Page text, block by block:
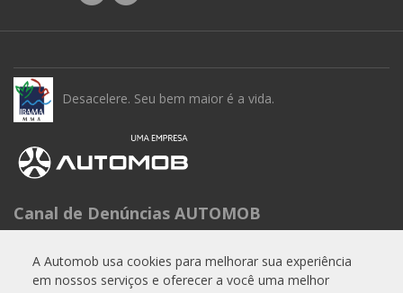
A Automob usa cookies para melhorar sua experiência
em nossos serviços e oferecer a você uma melhor
Desacelere. Seu bem maior é a vida.
Canal de Denúncias AUTOMOB
Telefone: 0800 288 6662
E-mail:experiencia.cliente@automob.com.br